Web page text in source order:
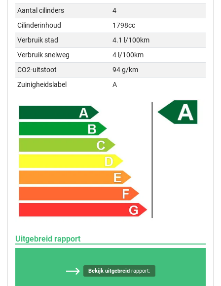
Aantal cilinders
4
Cilinderinhoud
1798cc
Verbruik stad
4.1 l/100km
Verbruik snelweg
4 l/100km
CO2-uitstoot
94 g/km
Zuinigheidslabel
A
Uitgebreid rapport
Bekijk uitgebreidrapport: